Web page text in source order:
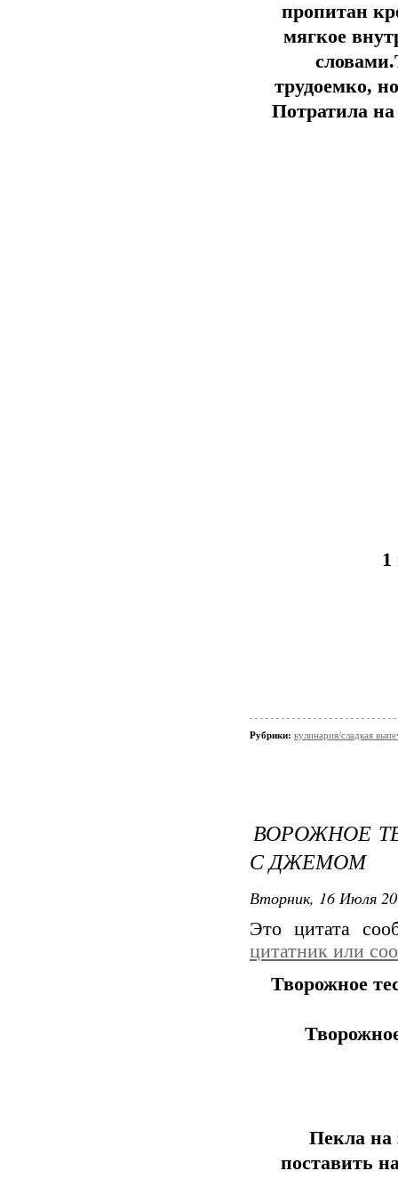
пропитан
мягкое
трудоемко,
Потратила
1
Рубрики: кулинария/сладкая
ВОРОЖНОЕ
С ДЖЕМОМ
Вторник, 16 Июля
Это цитата
цитатник или
Творожное
Пекла на
поставить